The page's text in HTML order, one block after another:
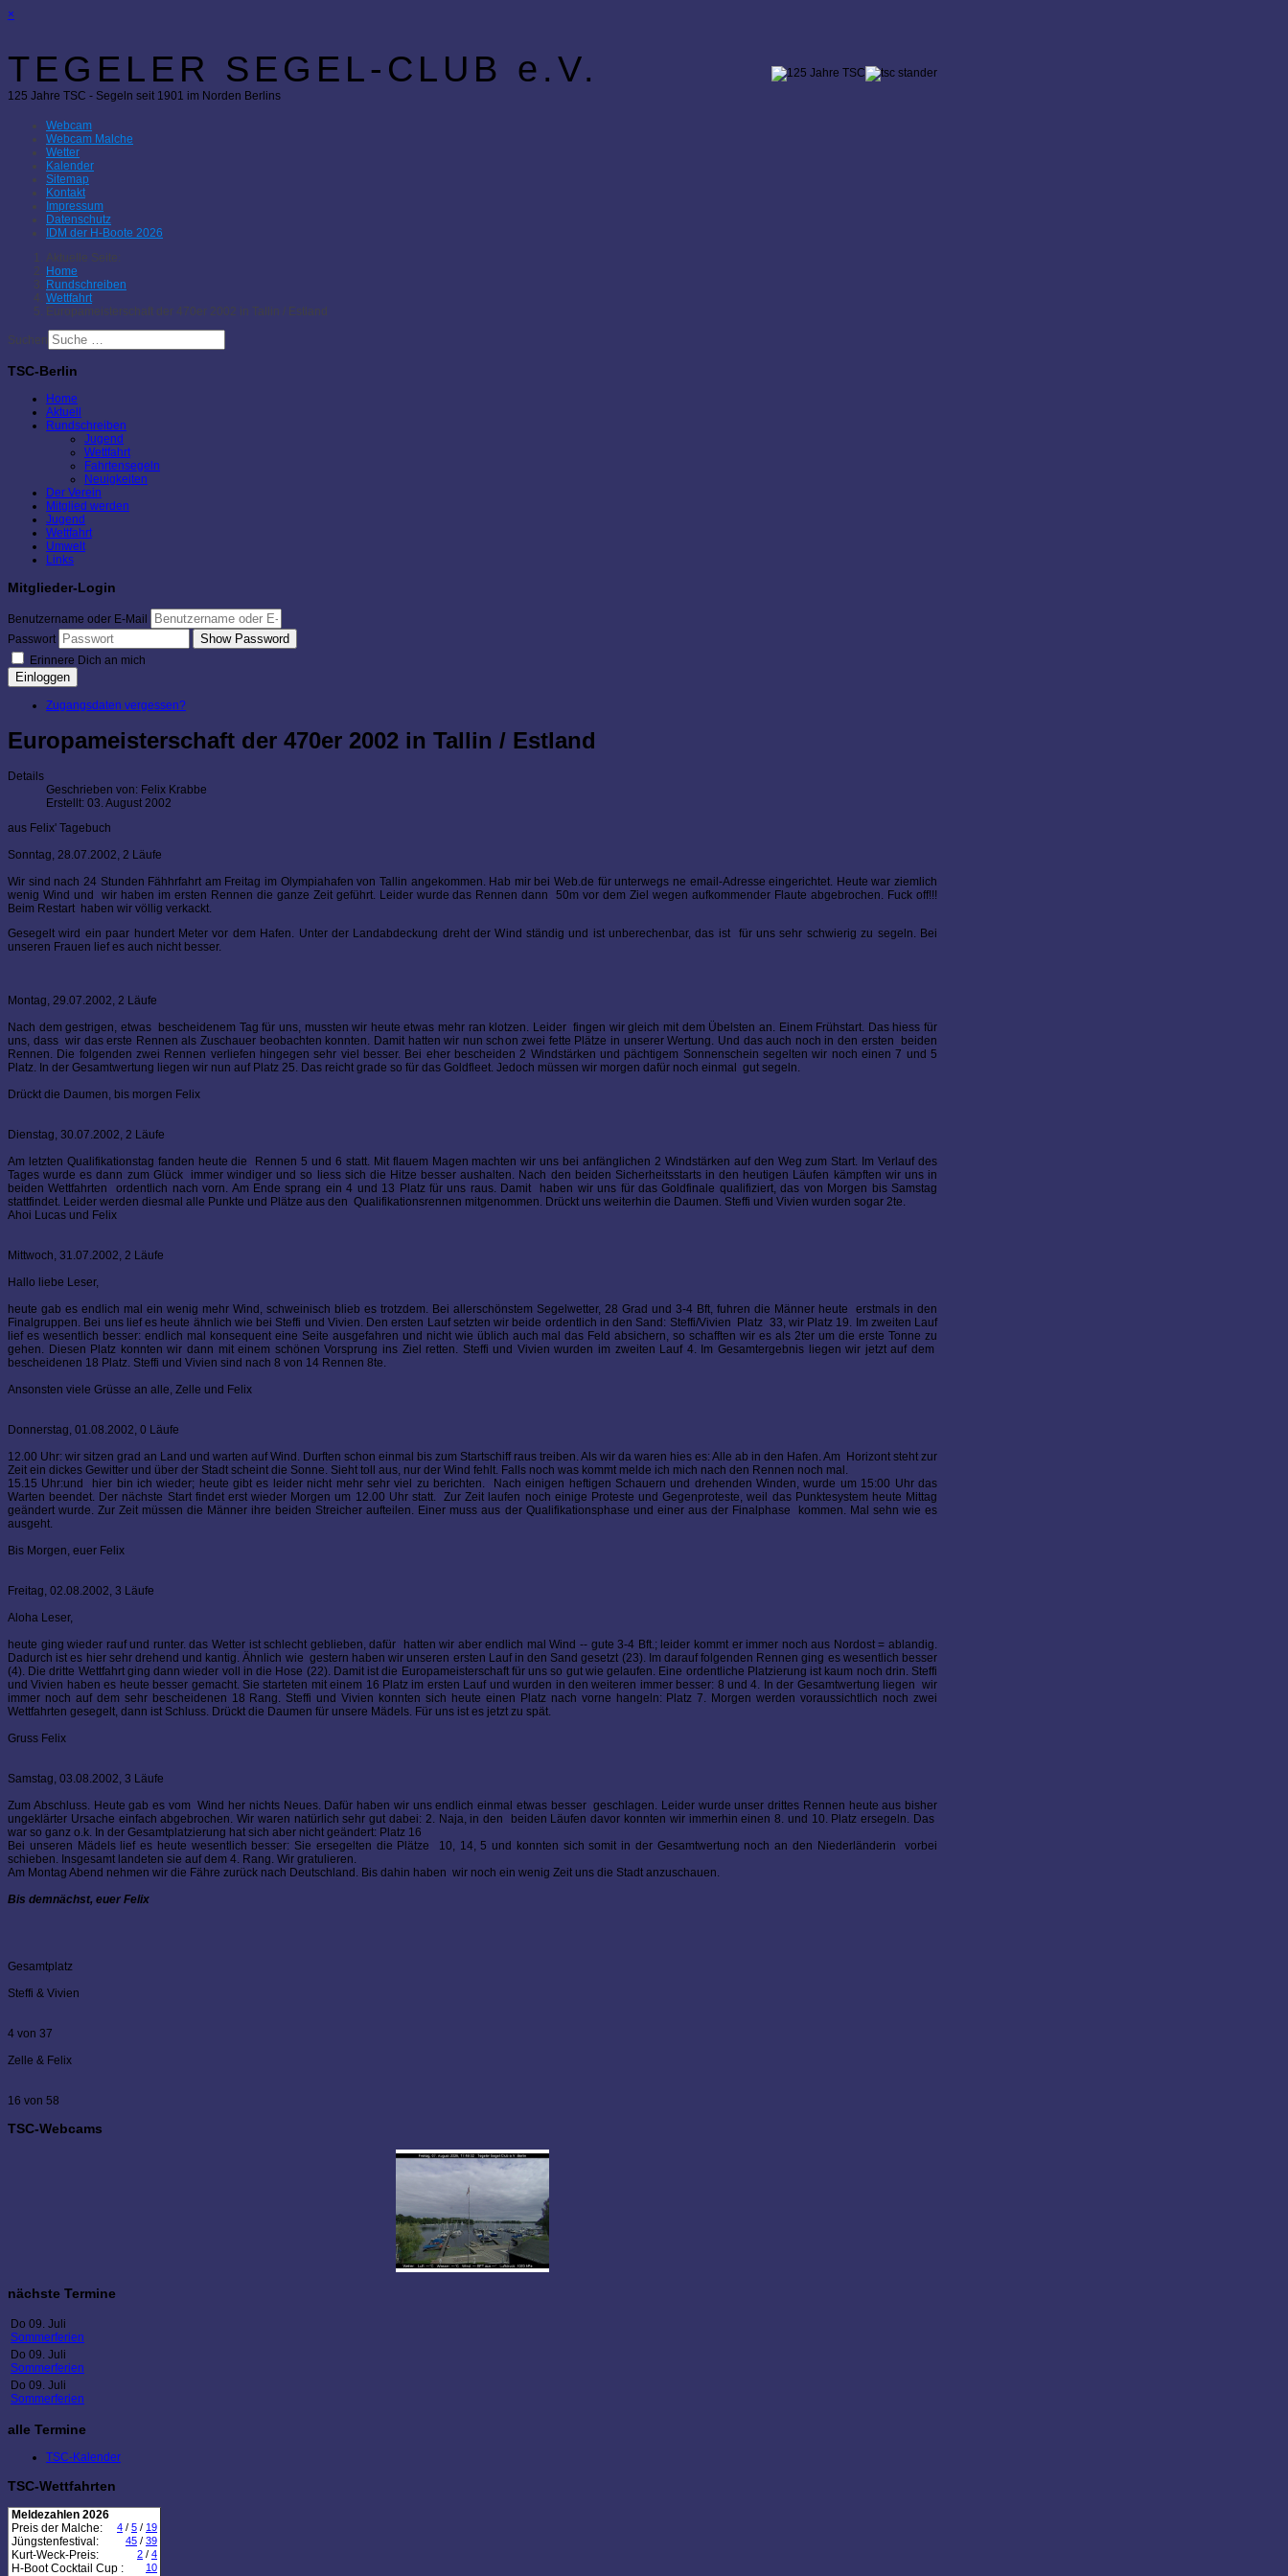
×
TEGELER SEGEL-CLUB e.V.
125 Jahre TSC - Segeln seit 1901 im Norden Berlins
Webcam
Webcam Malche
Wetter
Kalender
Sitemap
Kontakt
Impressum
Datenschutz
IDM der H-Boote 2026
Aktuelle Seite:
Home
Rundschreiben
Wettfahrt
Europameisterschaft der 470er 2002 in Tallin / Estland
Suchen
TSC-Berlin
Home
Aktuell
Rundschreiben
Jugend
Wettfahrt
Fahrtensegeln
Neuigkeiten
Der Verein
Mitglied werden
Jugend
Wettfahrt
Umwelt
Links
Mitglieder-Login
Benutzername oder E-Mail
Passwort
Show Password
Erinnere Dich an mich
Einloggen
Zugangsdaten vergessen?
Europameisterschaft der 470er 2002 in Tallin / Estland
Details
Geschrieben von: Felix Krabbe
Erstellt: 03. August 2002
aus Felix' Tagebuch
Sonntag, 28.07.2002, 2 Läufe
Wir sind nach 24 Stunden Fähhrfahrt am Freitag im Olympiahafen von Tallin angekommen. Hab mir bei Web.de für unterwegs ne email-Adresse eingerichtet. Heute war ziemlich
wenig Wind und wir haben im ersten Rennen die ganze Zeit geführt. Leider wurde das Rennen dann 50m vor dem Ziel wegen aufkommender Flaute abgebrochen. Fuck off!!!
Beim Restart haben wir völlig verkackt.
Gesegelt wird ein paar hundert Meter vor dem Hafen. Unter der Landabdeckung dreht der Wind ständig und ist unberechenbar, das ist für uns sehr schwierig zu segeln. Bei
unseren Frauen lief es auch nicht besser.
Montag, 29.07.2002, 2 Läufe
Nach dem gestrigen, etwas bescheidenem Tag für uns, mussten wir heute etwas mehr ran klotzen. Leider fingen wir gleich mit dem Übelsten an. Einem Frühstart. Das hiess für
uns, dass wir das erste Rennen als Zuschauer beobachten konnten. Damit hatten wir nun schon zwei fette Plätze in unserer Wertung. Und das auch noch in den ersten beiden
Rennen. Die folgenden zwei Rennen verliefen hingegen sehr viel besser. Bei eher bescheiden 2 Windstärken und pächtigem Sonnenschein segelten wir noch einen 7 und 5
Platz. In der Gesamtwertung liegen wir nun auf Platz 25. Das reicht grade so für das Goldfleet. Jedoch müssen wir morgen dafür noch einmal gut segeln.
Drückt die Daumen, bis morgen Felix
Dienstag, 30.07.2002, 2 Läufe
Am letzten Qualifikationstag fanden heute die Rennen 5 und 6 statt. Mit flauem Magen machten wir uns bei anfänglichen 2 Windstärken auf den Weg zum Start. Im Verlauf des
Tages wurde es dann zum Glück immer windiger und so liess sich die Hitze besser aushalten. Nach den beiden Sicherheitsstarts in den heutigen Läufen kämpften wir uns in
beiden Wettfahrten ordentlich nach vorn. Am Ende sprang ein 4 und 13 Platz für uns raus. Damit haben wir uns für das Goldfinale qualifiziert, das von Morgen bis Samstag
stattfindet. Leider werden diesmal alle Punkte und Plätze aus den Qualifikationsrennen mitgenommen. Drückt uns weiterhin die Daumen. Steffi und Vivien wurden sogar 2te.
Ahoi Lucas und Felix
Mittwoch, 31.07.2002, 2 Läufe
Hallo liebe Leser,
heute gab es endlich mal ein wenig mehr Wind, schweinisch blieb es trotzdem. Bei allerschönstem Segelwetter, 28 Grad und 3-4 Bft, fuhren die Männer heute erstmals in den
Finalgruppen. Bei uns lief es heute ähnlich wie bei Steffi und Vivien. Den ersten Lauf setzten wir beide ordentlich in den Sand: Steffi/Vivien Platz 33, wir Platz 19. Im zweiten Lauf
lief es wesentlich besser: endlich mal konsequent eine Seite ausgefahren und nicht wie üblich auch mal das Feld absichern, so schafften wir es als 2ter um die erste Tonne zu
gehen. Diesen Platz konnten wir dann mit einem schönen Vorsprung ins Ziel retten. Steffi und Vivien wurden im zweiten Lauf 4. Im Gesamtergebnis liegen wir jetzt auf dem
bescheidenen 18 Platz. Steffi und Vivien sind nach 8 von 14 Rennen 8te.
Ansonsten viele Grüsse an alle, Zelle und Felix
Donnerstag, 01.08.2002, 0 Läufe
12.00 Uhr: wir sitzen grad an Land und warten auf Wind. Durften schon einmal bis zum Startschiff raus treiben. Als wir da waren hies es: Alle ab in den Hafen. Am Horizont steht zur
Zeit ein dickes Gewitter und über der Stadt scheint die Sonne. Sieht toll aus, nur der Wind fehlt. Falls noch was kommt melde ich mich nach den Rennen noch mal.
15.15 Uhr:und hier bin ich wieder; heute gibt es leider nicht mehr sehr viel zu berichten. Nach einigen heftigen Schauern und drehenden Winden, wurde um 15:00 Uhr das
Warten beendet. Der nächste Start findet erst wieder Morgen um 12.00 Uhr statt. Zur Zeit laufen noch einige Proteste und Gegenproteste, weil das Punktesystem heute Mittag
geändert wurde. Zur Zeit müssen die Männer ihre beiden Streicher aufteilen. Einer muss aus der Qualifikationsphase und einer aus der Finalphase kommen. Mal sehn wie es
ausgeht.
Bis Morgen, euer Felix
Freitag, 02.08.2002, 3 Läufe
Aloha Leser,
heute ging wieder rauf und runter. das Wetter ist schlecht geblieben, dafür hatten wir aber endlich mal Wind -- gute 3-4 Bft.; leider kommt er immer noch aus Nordost = ablandig.
Dadurch ist es hier sehr drehend und kantig. Ähnlich wie gestern haben wir unseren ersten Lauf in den Sand gesetzt (23). Im darauf folgenden Rennen ging es wesentlich besser
(4). Die dritte Wettfahrt ging dann wieder voll in die Hose (22). Damit ist die Europameisterschaft für uns so gut wie gelaufen. Eine ordentliche Platzierung ist kaum noch drin. Steffi
und Vivien haben es heute besser gemacht. Sie starteten mit einem 16 Platz im ersten Lauf und wurden in den weiteren immer besser: 8 und 4. In der Gesamtwertung liegen wir
immer noch auf dem sehr bescheidenen 18 Rang. Steffi und Vivien konnten sich heute einen Platz nach vorne hangeln: Platz 7. Morgen werden voraussichtlich noch zwei
Wettfahrten gesegelt, dann ist Schluss. Drückt die Daumen für unsere Mädels. Für uns ist es jetzt zu spät.
Gruss Felix
Samstag, 03.08.2002, 3 Läufe
Zum Abschluss. Heute gab es vom Wind her nichts Neues. Dafür haben wir uns endlich einmal etwas besser geschlagen. Leider wurde unser drittes Rennen heute aus bisher
ungeklärter Ursache einfach abgebrochen. Wir waren natürlich sehr gut dabei: 2. Naja, in den beiden Läufen davor konnten wir immerhin einen 8. und 10. Platz ersegeln. Das
war so ganz o.k. In der Gesamtplatzierung hat sich aber nicht geändert: Platz 16
Bei unseren Mädels lief es heute wesentlich besser: Sie ersegelten die Plätze 10, 14, 5 und konnten sich somit in der Gesamtwertung noch an den Niederländerin vorbei
schieben. Insgesamt landeten sie auf dem 4. Rang. Wir gratulieren.
Am Montag Abend nehmen wir die Fähre zurück nach Deutschland. Bis dahin haben wir noch ein wenig Zeit uns die Stadt anzuschauen.
Bis demnächst, euer Felix
Gesamtplatz
Steffi & Vivien
4 von 37
Zelle & Felix
16 von 58
TSC-Webcams
nächste Termine
Do 09. Juli
Sommerferien
Do 09. Juli
Sommerferien
Do 09. Juli
Sommerferien
alle Termine
TSC-Kalender
TSC-Wettfahrten
Meldezahlen 2026
Preis der Malche:
4 / 5 / 19
Jüngstenfestival: 45 / 39
Kurt-Weck-Preis: 2 / 4
H-Boot Cocktail Cup : 10